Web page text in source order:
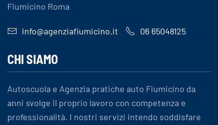
Fiumicino Roma
info@agenziafiumicino.it 06 65048125
CHI SIAMO
Autoscuola e Agenzia pratiche auto Fiumicino da
anni svolge il proprio lavoro con competenza e
professionalità. I nostri servizi intendo soddisfare